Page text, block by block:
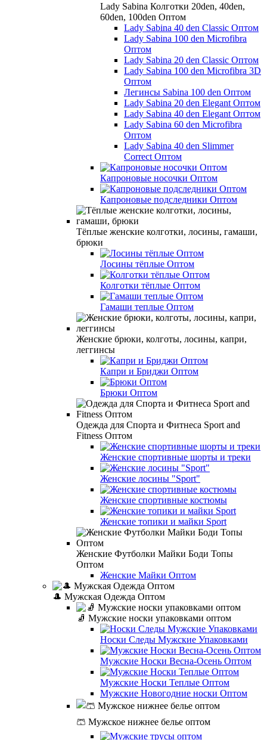
Lady Sabina Колготки 20den, 40den,
60den, 100den Оптом
Lady Sabina 40 den Classic Оптом
Lady Sabina 100 den Microfibra
Оптом
Lady Sabina 20 den Classic Оптом
Lady Sabina 100 den Microfibra 3D
Оптом
Легинсы Sabina 100 den Оптом
Lady Sabina 20 den Elegant Оптом
Lady Sabina 40 den Elegant Оптом
Lady Sabina 60 den Microfibra
Оптом
Lady Sabina 40 den Slimmer
Correct Оптом
Капроновые носочки Оптом
Капроновые подследники Оптом
Тёплые женские колготки, лосины, гамаши,
брюки
Лосины тёплые Оптом
Колготки тёплые Оптом
Гамаши теплые Оптом
Женские брюки, колготы, лосины, капри,
леггинсы
Капри и Бриджи Оптом
Брюки Оптом
Одежда для Спорта и Фитнеса Sport and
Fitness Оптом
Женские спортивные шорты и треки
Женские лосины "Sport"
Женские спортивные костюмы
Женские топики и майки Sport
Женские Футболки Майки Боди Топы
Оптом
Женские Майки Оптом
🎩 Мужская Одежда Оптом
🧦 Мужские носки упаковками оптом
Носки Следы Мужские Упаковками
Мужские Носки Весна-Осень Оптом
Мужские Носки Теплые Оптом
Мужские Новогодние носки Оптом
🩳 Мужское нижнее белье оптом